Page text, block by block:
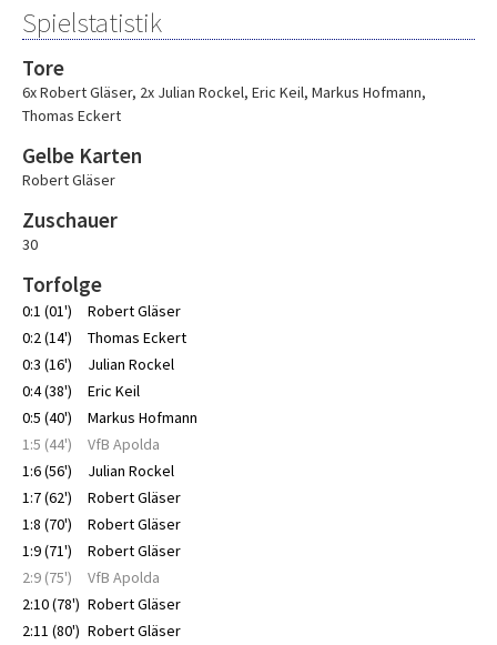
Spielstatistik
Tore
6x Robert Gläser, 2x Julian Rockel, Eric Keil, Markus Hofmann,
Thomas Eckert
Gelbe Karten
Robert Gläser
Zuschauer
30
Torfolge
0:1 (01')
Robert Gläser
0:2 (14')
Thomas Eckert
0:3 (16')
Julian Rockel
0:4 (38')
Eric Keil
0:5 (40')
Markus Hofmann
1:5 (44')
VfB Apolda
1:6 (56')
Julian Rockel
1:7 (62')
Robert Gläser
1:8 (70')
Robert Gläser
1:9 (71')
Robert Gläser
2:9 (75')
VfB Apolda
2:10 (78') Robert Gläser
2:11 (80') Robert Gläser